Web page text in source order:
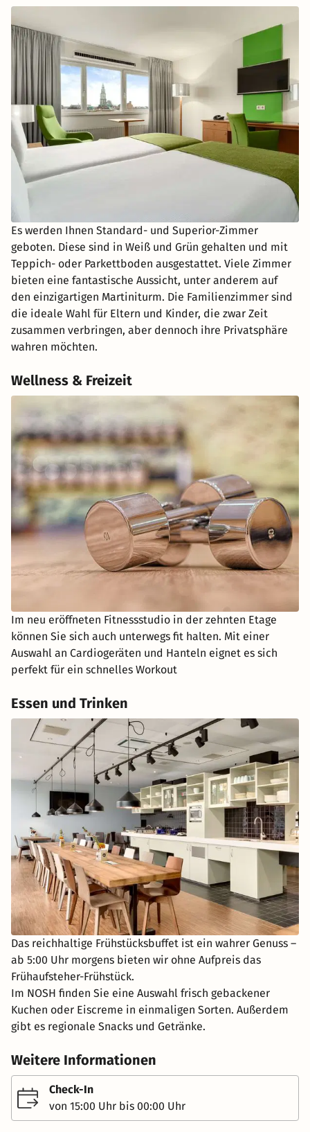
Es werden Ihnen Standard- und Superior-Zimmer
geboten. Diese sind in Weiß und Grün gehalten und mit
Teppich- oder Parkettboden ausgestattet. Viele Zimmer
bieten eine fantastische Aussicht, unter anderem auf
den einzigartigen Martiniturm. Die Familienzimmer sind
die ideale Wahl für Eltern und Kinder, die zwar Zeit
zusammen verbringen, aber dennoch ihre Privatsphäre
wahren möchten.
Wellness & Freizeit
Im neu eröffneten Fitnessstudio in der zehnten Etage
können Sie sich auch unterwegs fit halten. Mit einer
Auswahl an Cardiogeräten und Hanteln eignet es sich
perfekt für ein schnelles Workout
Essen und Trinken
Das reichhaltige Frühstücksbuffet ist ein wahrer Genuss –
ab 5:00 Uhr morgens bieten wir ohne Aufpreis das
Frühaufsteher-Frühstück.
Im NOSH finden Sie eine Auswahl frisch gebackener
Kuchen oder Eiscreme in einmaligen Sorten. Außerdem
gibt es regionale Snacks und Getränke.
Weitere Informationen
Check-In
von 15:00 Uhr bis 00:00 Uhr